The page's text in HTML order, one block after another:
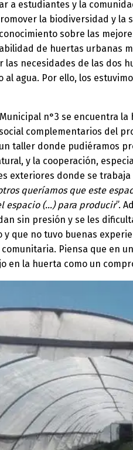
a estudiantes y la
la biodiversidad y
sobre las
de huertas urbanas
las necesidades de las dos
al agua. Por ello, los
n°3 se encuentra
complementarios del
taller donde pudiéramos
y la cooperación,
exteriores donde se
queríamos que este
espacio (…) para producir”.
sin presión y se les
que no tuvo buenas
Piensa que en
en la huerta como un